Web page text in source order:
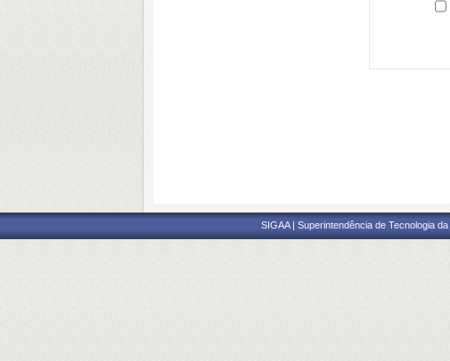
SIGAA | Superintendência de Tecnologia